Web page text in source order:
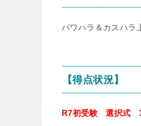
パワハラ＆カスハラ
【得点状況】
R7初受験 選択式